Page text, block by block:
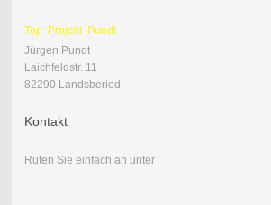
Top Projekt Pundt
Jürgen Pundt
Laichfeldstr. 11
82290 Landsberied
Kontakt
Rufen Sie einfach an unter